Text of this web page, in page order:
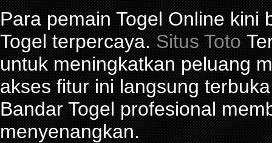
Para pemain Togel Online kini
Togel terpercaya.Situs Toto
untuk meningkatkan peluang
akses fitur ini langsung
Bandar Togel profesional
menyenangkan.